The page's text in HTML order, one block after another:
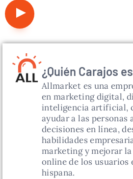
Reproductor
audio
¿Quién Carajos
Allmarket es una
en marketing digital,
inteligencia artificial,
ayudar a las personas
decisiones en línea,
habilidades
marketing y mejorar
online de los usuarios
hispana.